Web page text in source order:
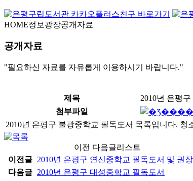
HOME정보광장공개자료
공개자료
"필요하신 자료를 자유롭게 이용하시기 바랍니다."
제목
2010년 은평
첨부파일
2010년 은평구 불광중학교 필독도서 목록입니다.
이전 다음글리스트
이전글 2010년 은평구 연신중학교 필독도서 및 권
다음글 2010년 은평구 대성중학교 필독도서